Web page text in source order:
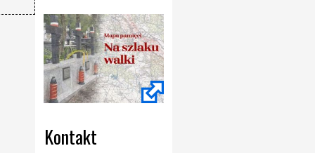
Kontakt